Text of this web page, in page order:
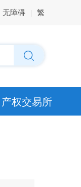
无障碍 | 繁
产权交易所